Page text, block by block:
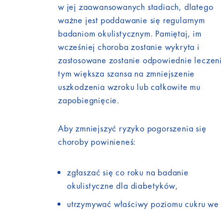
w jej zaawansowanych stadiach, dlatego
ważne jest poddawanie się regularnym
badaniom okulistycznym. Pamiętaj, im
wcześniej choroba zostanie wykryta i
zastosowane zostanie odpowiednie
tym większa szansa na zmniejszenie
uszkodzenia wzroku lub całkowite mu
zapobiegnięcie.
Aby zmniejszyć ryzyko pogorszenia się
choroby powinieneś:
zgłaszać się co roku na badanie
okulistyczne dla diabetyków,
utrzymywać właściwy poziomu cukru we